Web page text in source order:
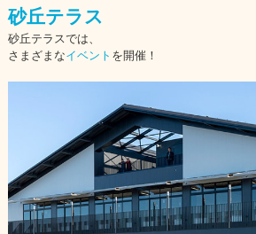
砂丘テラス
砂丘テラスでは、
さまざまなイベント を開催！